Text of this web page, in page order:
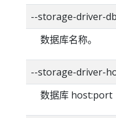
--storage-driver-
数据库名称。
--storage-driver-
数据库 host:port